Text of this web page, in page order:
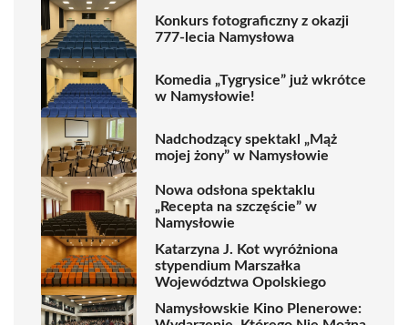
Konkurs fotograficzny z okazji
777-lecia Namysłowa
Komedia „Tygrysice” już wkrótce
w Namysłowie!
Nadchodzący spektakl „Mąż
mojej żony” w Namysłowie
Nowa odsłona spektaklu
„Recepta na szczęście” w
Namysłowie
Katarzyna J. Kot wyróżniona
stypendium Marszałka
Województwa Opolskiego
Namysłowskie Kino Plenerowe: